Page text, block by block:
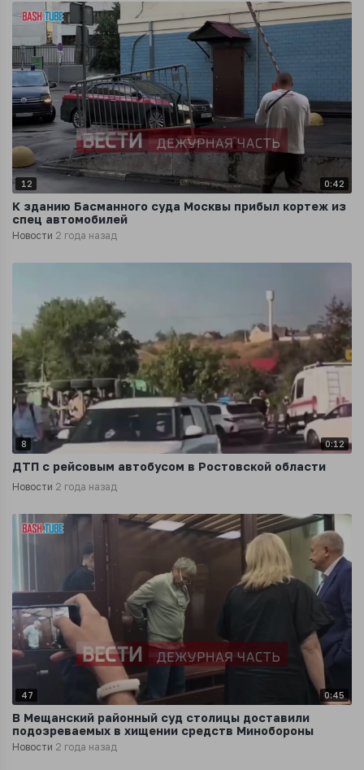
12 0:42
К зданию Басманного суда Москвы прибыл кортеж из
спец автомобилей
Новости 2 года назад
8 0:12
ДТП с рейсовым автобусом в Ростовской области
Новости 2 года назад
47 0:45
В Мещанский районный суд столицы доставили
подозреваемых в хищении средств Минобороны
Новости 2 года назад